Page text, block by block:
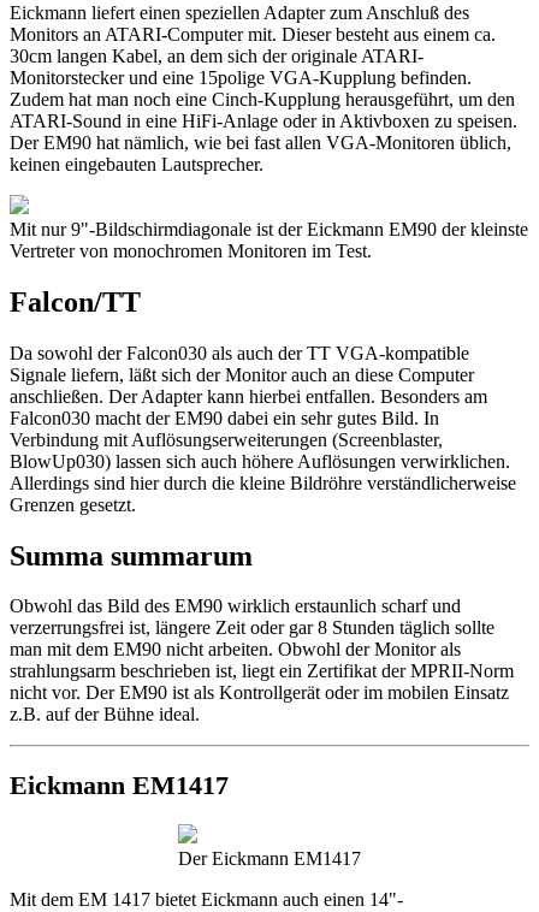
Eickmann liefert einen speziellen Adapter zum Anschluß des
Monitors an ATARI-Computer mit. Dieser besteht aus einem ca.
30cm langen Kabel, an dem sich der originale ATARI-
Monitorstecker und eine 15polige VGA-Kupplung befinden.
Zudem hat man noch eine Cinch-Kupplung herausgeführt, um den
ATARI-Sound in eine HiFi-Anlage oder in Aktivboxen zu speisen.
Der EM90 hat nämlich, wie bei fast allen VGA-Monitoren üblich,
keinen eingebauten Lautsprecher.
Mit nur 9"-Bildschirmdiagonale ist der Eickmann EM90 der kleinste
Vertreter von monochromen Monitoren im Test.
Falcon/TT
Da sowohl der Falcon030 als auch der TT VGA-kompatible
Signale liefern, läßt sich der Monitor auch an diese Computer
anschließen. Der Adapter kann hierbei entfallen. Besonders am
Falcon030 macht der EM90 dabei ein sehr gutes Bild. In
Verbindung mit Auflösungserweiterungen (Screenblaster,
BlowUp030) lassen sich auch höhere Auflösungen verwirklichen.
Allerdings sind hier durch die kleine Bildröhre verständlicherweise
Grenzen gesetzt.
Summa summarum
Obwohl das Bild des EM90 wirklich erstaunlich scharf und
verzerrungsfrei ist, längere Zeit oder gar 8 Stunden täglich sollte
man mit dem EM90 nicht arbeiten. Obwohl der Monitor als
strahlungsarm beschrieben ist, liegt ein Zertifikat der MPRII-Norm
nicht vor. Der EM90 ist als Kontrollgerät oder im mobilen Einsatz
z.B. auf der Bühne ideal.
Eickmann EM1417
Der Eickmann EM1417
Mit dem EM 1417 bietet Eickmann auch einen 14"-